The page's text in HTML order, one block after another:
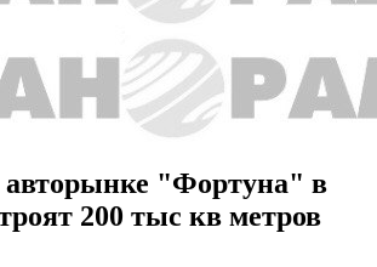
"Фортуна" в
200 тыс кв метров